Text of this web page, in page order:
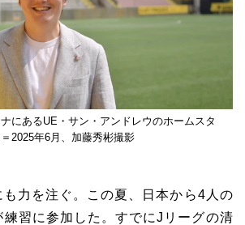
にあるUE・サン・アンドレウのホームスタ
2025年6月、加藤秀彬撮影
も力を注ぐ。この夏、日本から4人の
習に参加した。すでにJリーグの清